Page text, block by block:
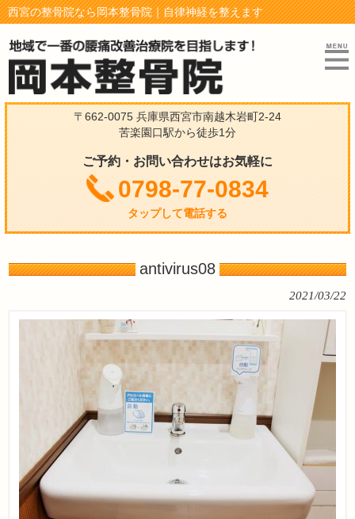
西宮の整骨院なら岡本整骨院｜自律神経を整えます
〒662-0075 兵庫県西宮市南越木岩町2-24
苦楽園口駅から徒歩1分
ご予約・お問い合わせはお気軽に
0798-77-0834
タップして電話する
antivirus08
2021/03/22